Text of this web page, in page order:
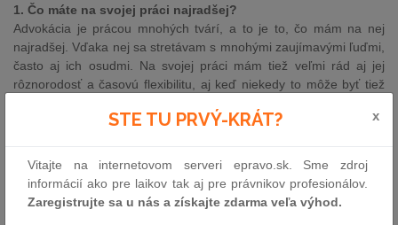
1. Čo máte na svojej práci najradšej?
Advokácia je prácou mnohých tvárí, a to je to, čo mám na nej
najradšej. Vďaka nej sa stretávam s mnohými zaujímavými ľuďmi,
často aj ich osudmi. Na svojej práci mám tiež veľmi rád aj jej
rôznorodosť a časovú flexibilitu, aj keď niekedy to môže byť tiež
Každý jeden deň :-) či už sú to ľudia, ich názory, osudy a životné
situácie, rozhodnutia súdov, nové zákony. Možno sa to nezdá, ale
práca advokáta je jedno veľké nepredvídateľné dobrodružstvo.
STE TU PRVÝ-KRÁT? x
Vitajte na internetovom serveri epravo.sk. Sme zdroj
informácií ako pre laikov tak aj pre právnikov profesionálov.
Zaregistrujte sa u nás a získajte zdarma veľa výhod.